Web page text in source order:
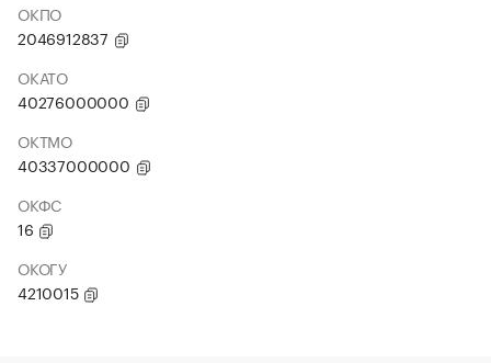
ОКПО
2046912837
ОКАТО
40276000000
ОКТМО
40337000000
ОКФС
16
ОКОГУ
4210015